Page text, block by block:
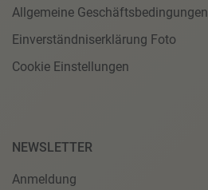
Allgemeine Geschäftsbedingungen
Einverständniserklärung Foto
Cookie Einstellungen
NEWSLETTER
Anmeldung